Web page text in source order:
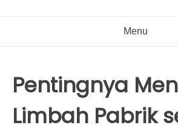
Menu
Pentingnya
Limbah Pabrik